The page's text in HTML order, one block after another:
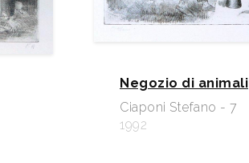
Negozio di animali
Ciaponi Stefano - 7
1992